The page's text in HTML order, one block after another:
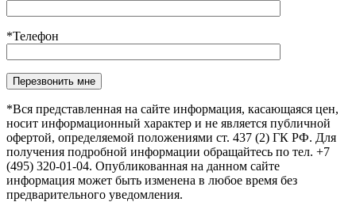
*Телефон
Оставьте это поле пустым.
*Вся представленная на сайте информация, касающаяся цен,
носит информационный характер и не является публичной
офертой, определяемой положениями ст. 437 (2) ГК РФ. Для
получения подробной информации обращайтесь по тел. +7
(495) 320-01-04. Опубликованная на данном сайте
информация может быть изменена в любое время без
предварительного уведомления.